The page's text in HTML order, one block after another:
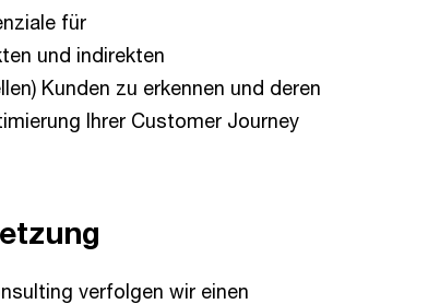
für
und indirekten
Kunden zu erkennen und deren
Ihrer Customer Journey
verfolgen wir einen